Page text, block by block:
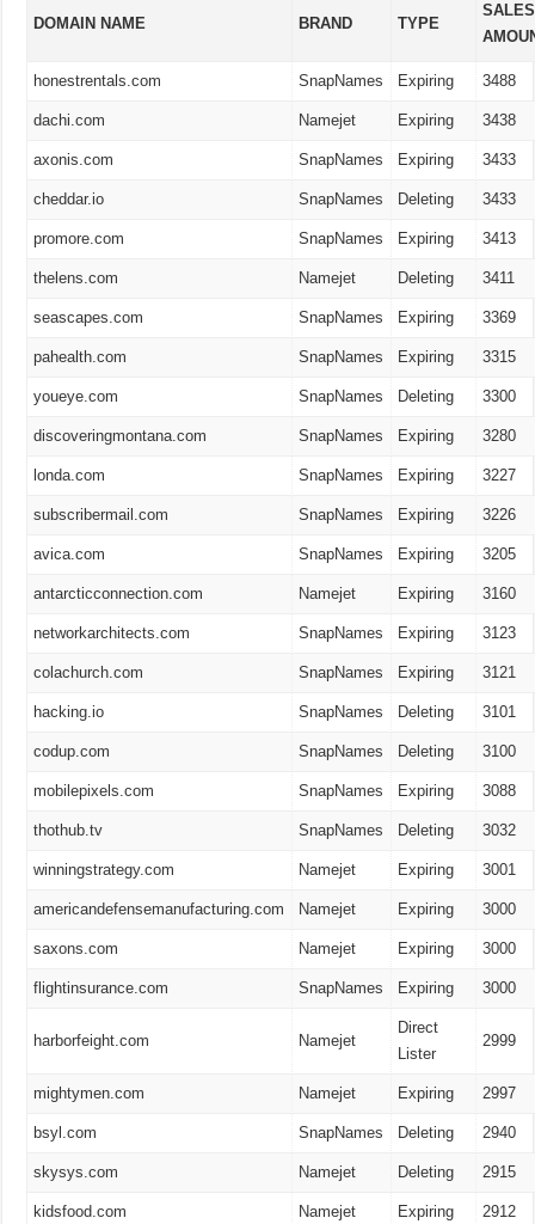
DOMAIN NAME BRAND TYPE
SALES
honestrentals.com SnapNames Expiring 3488
dachi.com Namejet Expiring 3438
axonis.com SnapNames Expiring 3433
cheddar.io SnapNames Deleting 3433
promore.com SnapNames Expiring 3413
thelens.com Namejet Deleting 3411
seascapes.com SnapNames Expiring 3369
pahealth.com SnapNames Expiring 3315
youeye.com SnapNames Deleting 3300
discoveringmontana.com SnapNames Expiring 3280
londa.com SnapNames Expiring 3227
subscribermail.com SnapNames Expiring 3226
avica.com SnapNames Expiring 3205
antarcticconnection.com Namejet Expiring 3160
networkarchitects.com SnapNames Expiring 3123
colachurch.com SnapNames Expiring 3121
hacking.io SnapNames Deleting 3101
codup.com SnapNames Deleting 3100
mobilepixels.com SnapNames Expiring 3088
thothub.tv SnapNames Deleting 3032
winningstrategy.com Namejet Expiring 3001
americandefensemanufacturing.com Namejet Expiring 3000
saxons.com Namejet Expiring 3000
flightinsurance.com SnapNames Expiring 3000
harborfeight.com Namejet
Direct
Lister
2999
mightymen.com Namejet Expiring 2997
bsyl.com SnapNames Deleting 2940
skysys.com Namejet Deleting 2915
kidsfood.com Namejet Expiring 2912